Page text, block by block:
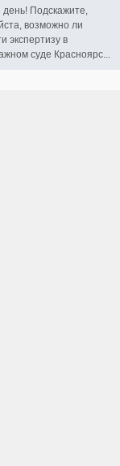
Подскажите,
возможно ли
экспертизу в
суде Красноярс...